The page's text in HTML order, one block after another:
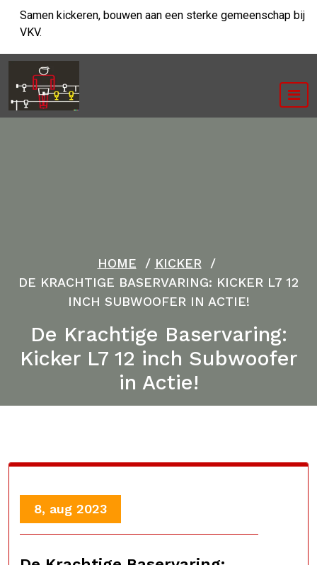
naar
inhoud
Samen kickeren, bouwen aan een sterke gemeenschap bij
VKV.
HOME / KICKER /
DE KRACHTIGE BASERVARING: KICKER L7 12
INCH SUBWOOFER IN ACTIE!
De Krachtige Baservaring:
Kicker L7 12 inch Subwoofer
in Actie!
8, aug 2023